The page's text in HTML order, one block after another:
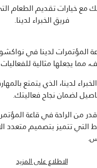
مع خيارات تقديم الطعام
فريق الخبراء لدينا.
المؤتمرات لدينا في
لدينا، الذي يتمتع
لضمان نجاح فعاليتك.
من الراحة في قاعة
تتميز بتصميم متعدد
الاطلاع على المزيد